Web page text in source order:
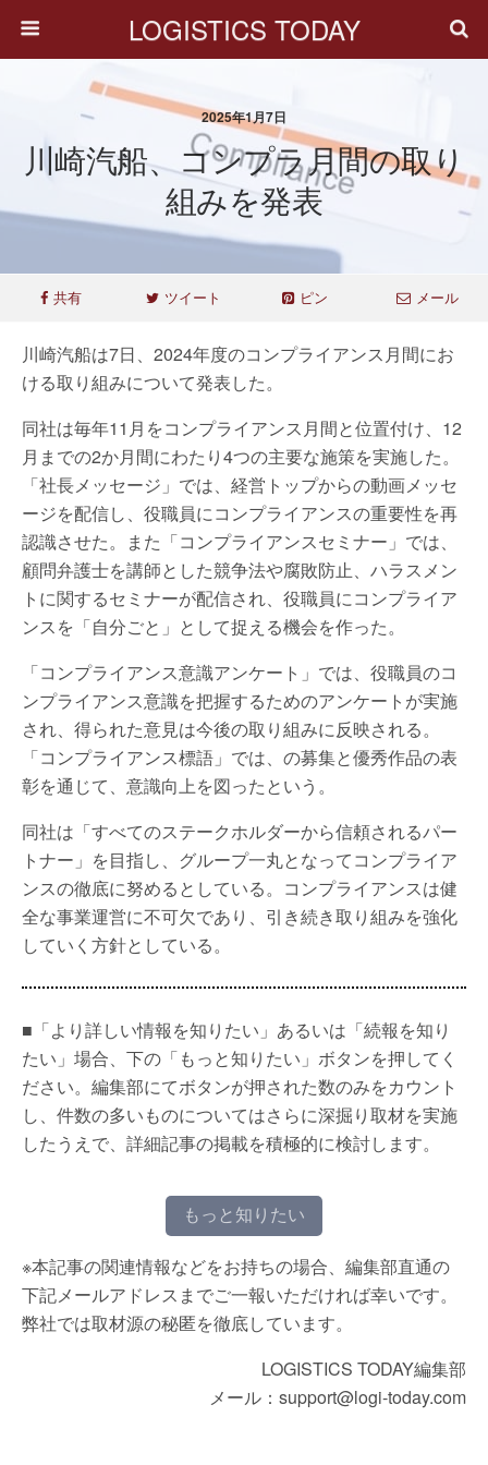
LOGISTICS TODAY
2025年1月7日
川崎汽船、コンプラ月間の取り
組みを発表
共有 ツイート ピン メール
川崎汽船は7日、2024年度のコンプライアンス月間にお
ける取り組みについて発表した。
同社は毎年11月をコンプライアンス月間と位置付け、12
月までの2か月間にわたり4つの主要な施策を実施した。
「社長メッセージ」では、経営トップからの動画メッセ
ージを配信し、役職員にコンプライアンスの重要性を再
認識させた。また「コンプライアンスセミナー」では、
顧問弁護士を講師とした競争法や腐敗防止、ハラスメン
トに関するセミナーが配信され、役職員にコンプライア
ンスを「自分ごと」として捉える機会を作った。
「コンプライアンス意識アンケート」では、役職員のコ
ンプライアンス意識を把握するためのアンケートが実施
され、得られた意見は今後の取り組みに反映される。
「コンプライアンス標語」では、の募集と優秀作品の表
彰を通じて、意識向上を図ったという。
同社は「すべてのステークホルダーから信頼されるパー
トナー」を目指し、グループ一丸となってコンプライア
ンスの徹底に努めるとしている。コンプライアンスは健
全な事業運営に不可欠であり、引き続き取り組みを強化
していく方針としている。
■「より詳しい情報を知りたい」あるいは「続報を知り
たい」場合、下の「もっと知りたい」ボタンを押してく
ださい。編集部にてボタンが押された数のみをカウント
し、件数の多いものについてはさらに深掘り取材を実施
したうえで、詳細記事の掲載を積極的に検討します。
もっと知りたい
※本記事の関連情報などをお持ちの場合、編集部直通の
下記メールアドレスまでご一報いただければ幸いです。
弊社では取材源の秘匿を徹底しています。
LOGISTICS TODAY編集部
メール：support@logi-today.com